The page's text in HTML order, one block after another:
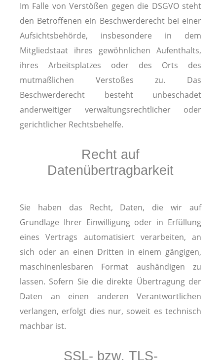
Im Falle von Verstößen gegen die DSGVO steht
den Betroffenen ein Beschwerderecht bei einer
Aufsichtsbehörde, insbesondere in dem
Mitgliedstaat ihres gewöhnlichen Aufenthalts,
ihres Arbeitsplatzes oder des Orts des
mutmaßlichen Verstoßes zu. Das
Beschwerderecht besteht unbeschadet
anderweitiger verwaltungsrechtlicher oder
gerichtlicher Rechtsbehelfe.
Recht auf
Datenübertragbarkeit
Sie haben das Recht, Daten, die wir auf
Grundlage Ihrer Einwilligung oder in Erfüllung
eines Vertrags automatisiert verarbeiten, an
sich oder an einen Dritten in einem gängigen,
maschinenlesbaren Format aushändigen zu
lassen. Sofern Sie die direkte Übertragung der
Daten an einen anderen Verantwortlichen
verlangen, erfolgt dies nur, soweit es technisch
machbar ist.
SSL- bzw. TLS-